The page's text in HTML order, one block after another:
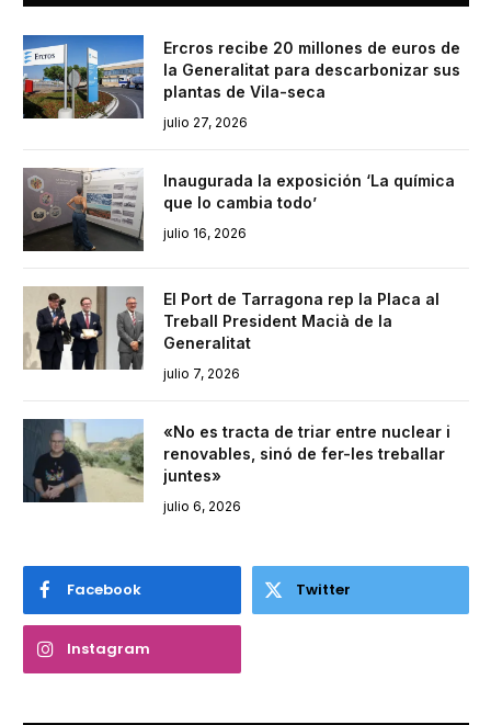
Ercros recibe 20 millones de euros de
la Generalitat para descarbonizar sus
plantas de Vila-seca
julio 27, 2026
Inaugurada la exposición ‘La química
que lo cambia todo’
julio 16, 2026
El Port de Tarragona rep la Placa al
Treball President Macià de la
Generalitat
julio 7, 2026
«No es tracta de triar entre nuclear i
renovables, sinó de fer-les treballar
juntes»
julio 6, 2026
Facebook Twitter
Instagram